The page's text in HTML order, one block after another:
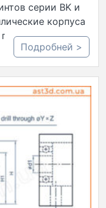
серии BK и
корпуса
Подробней >